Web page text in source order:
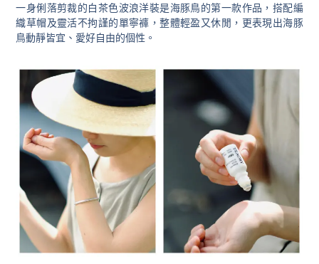
一身俐落剪裁的白茶色波浪洋裝是海豚鳥的第一款作品，搭配編
織草帽及靈活不拘謹的單寧褲，整體輕盈又休閒，更表現出海豚
鳥動靜皆宜、愛好自由的個性。